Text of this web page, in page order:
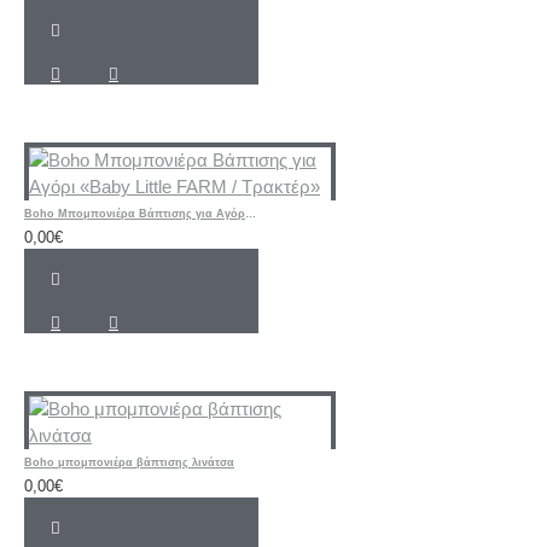
0,00€
Boho μπομπονιέρα βάπτισης λινάτσα
0,00€